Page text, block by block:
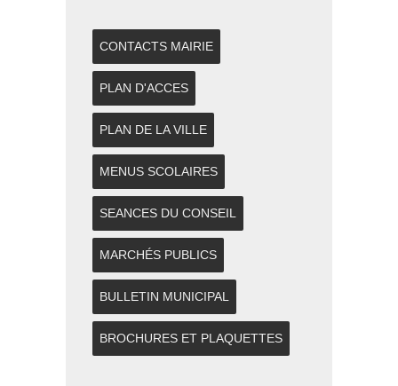
CONTACTS MAIRIE
PLAN D'ACCES
PLAN DE LA VILLE
MENUS SCOLAIRES
SEANCES DU CONSEIL
MARCHÉS PUBLICS
BULLETIN MUNICIPAL
BROCHURES ET PLAQUETTES